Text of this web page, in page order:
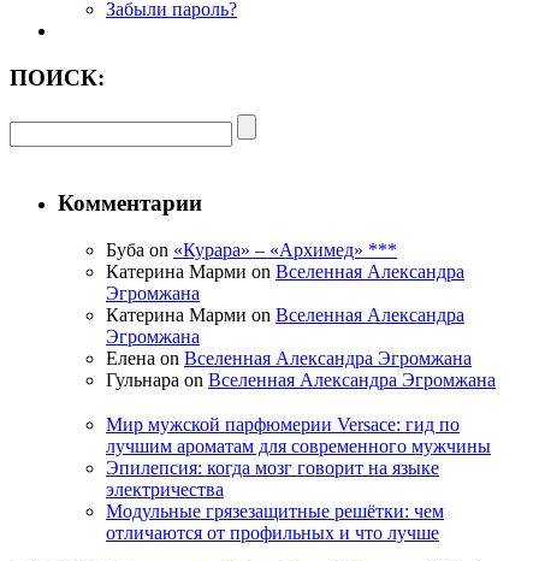
Забыли пароль?
ПОИСК:
Комментарии
Буба on «Курара» – «Архимед» ***
Катерина Марми on Вселенная Александра
Эгромжана
Катерина Марми on Вселенная Александра
Эгромжана
Елена on Вселенная Александра Эгромжана
Гульнара on Вселенная Александра Эгромжана
Мир мужской парфюмерии Versace: гид по
лучшим ароматам для современного мужчины
Эпилепсия: когда мозг говорит на языке
электричества
Модульные грязезащитные решётки: чем
отличаются от профильных и что лучше